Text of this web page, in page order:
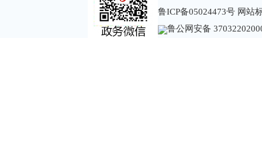
鲁ICP备05024473号 网站
鲁公网安备